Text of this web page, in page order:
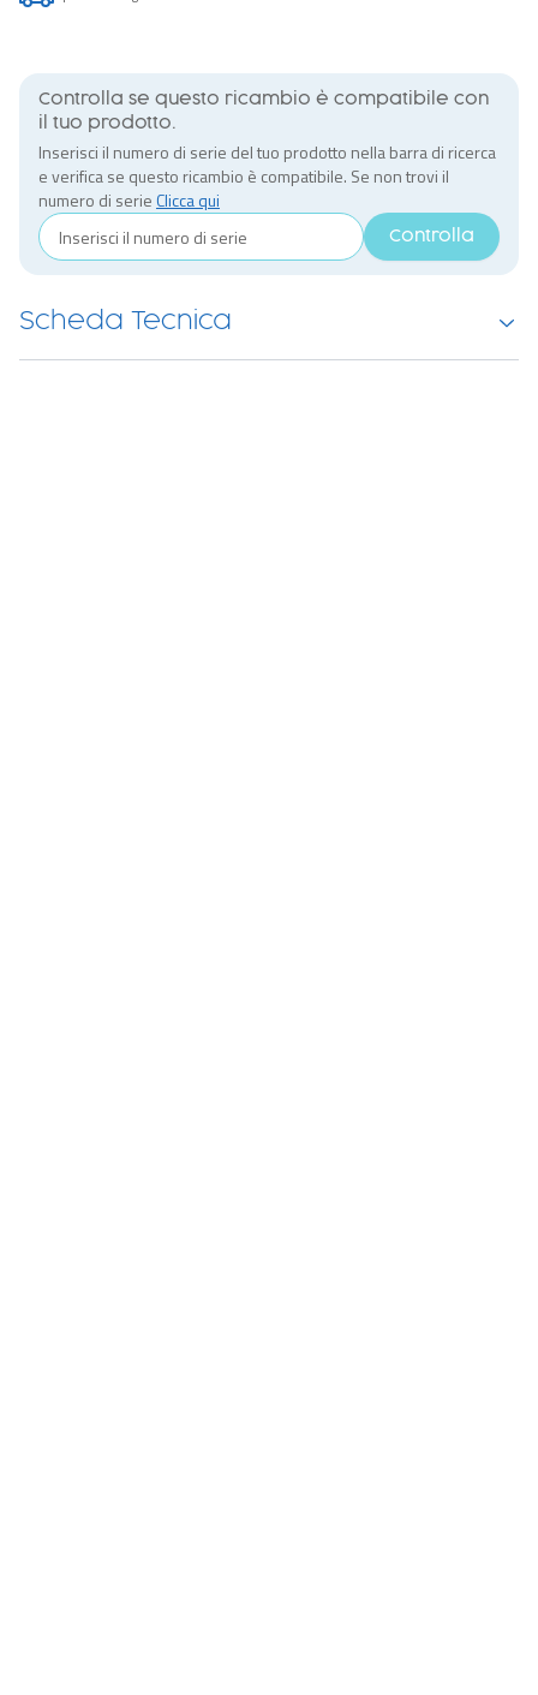
Controlla se questo ricambio è compatibile con
il tuo prodotto.
Inserisci il numero di serie del tuo prodotto nella barra di ricerca
e verifica se questo ricambio è compatibile. Se non trovi il
numero di serie Clicca qui
Controlla
Scheda Tecnica